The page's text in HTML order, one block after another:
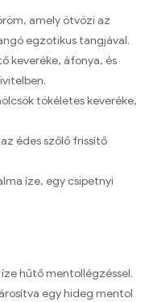
amely ötvözi az
egzotikus tangjával.
keveréke, áfonya, és
tökéletes keveréke,
édes szőlő frissítő
íze, egy csipetnyi
hűtő mentollégzéssel.
egy hideg mentol